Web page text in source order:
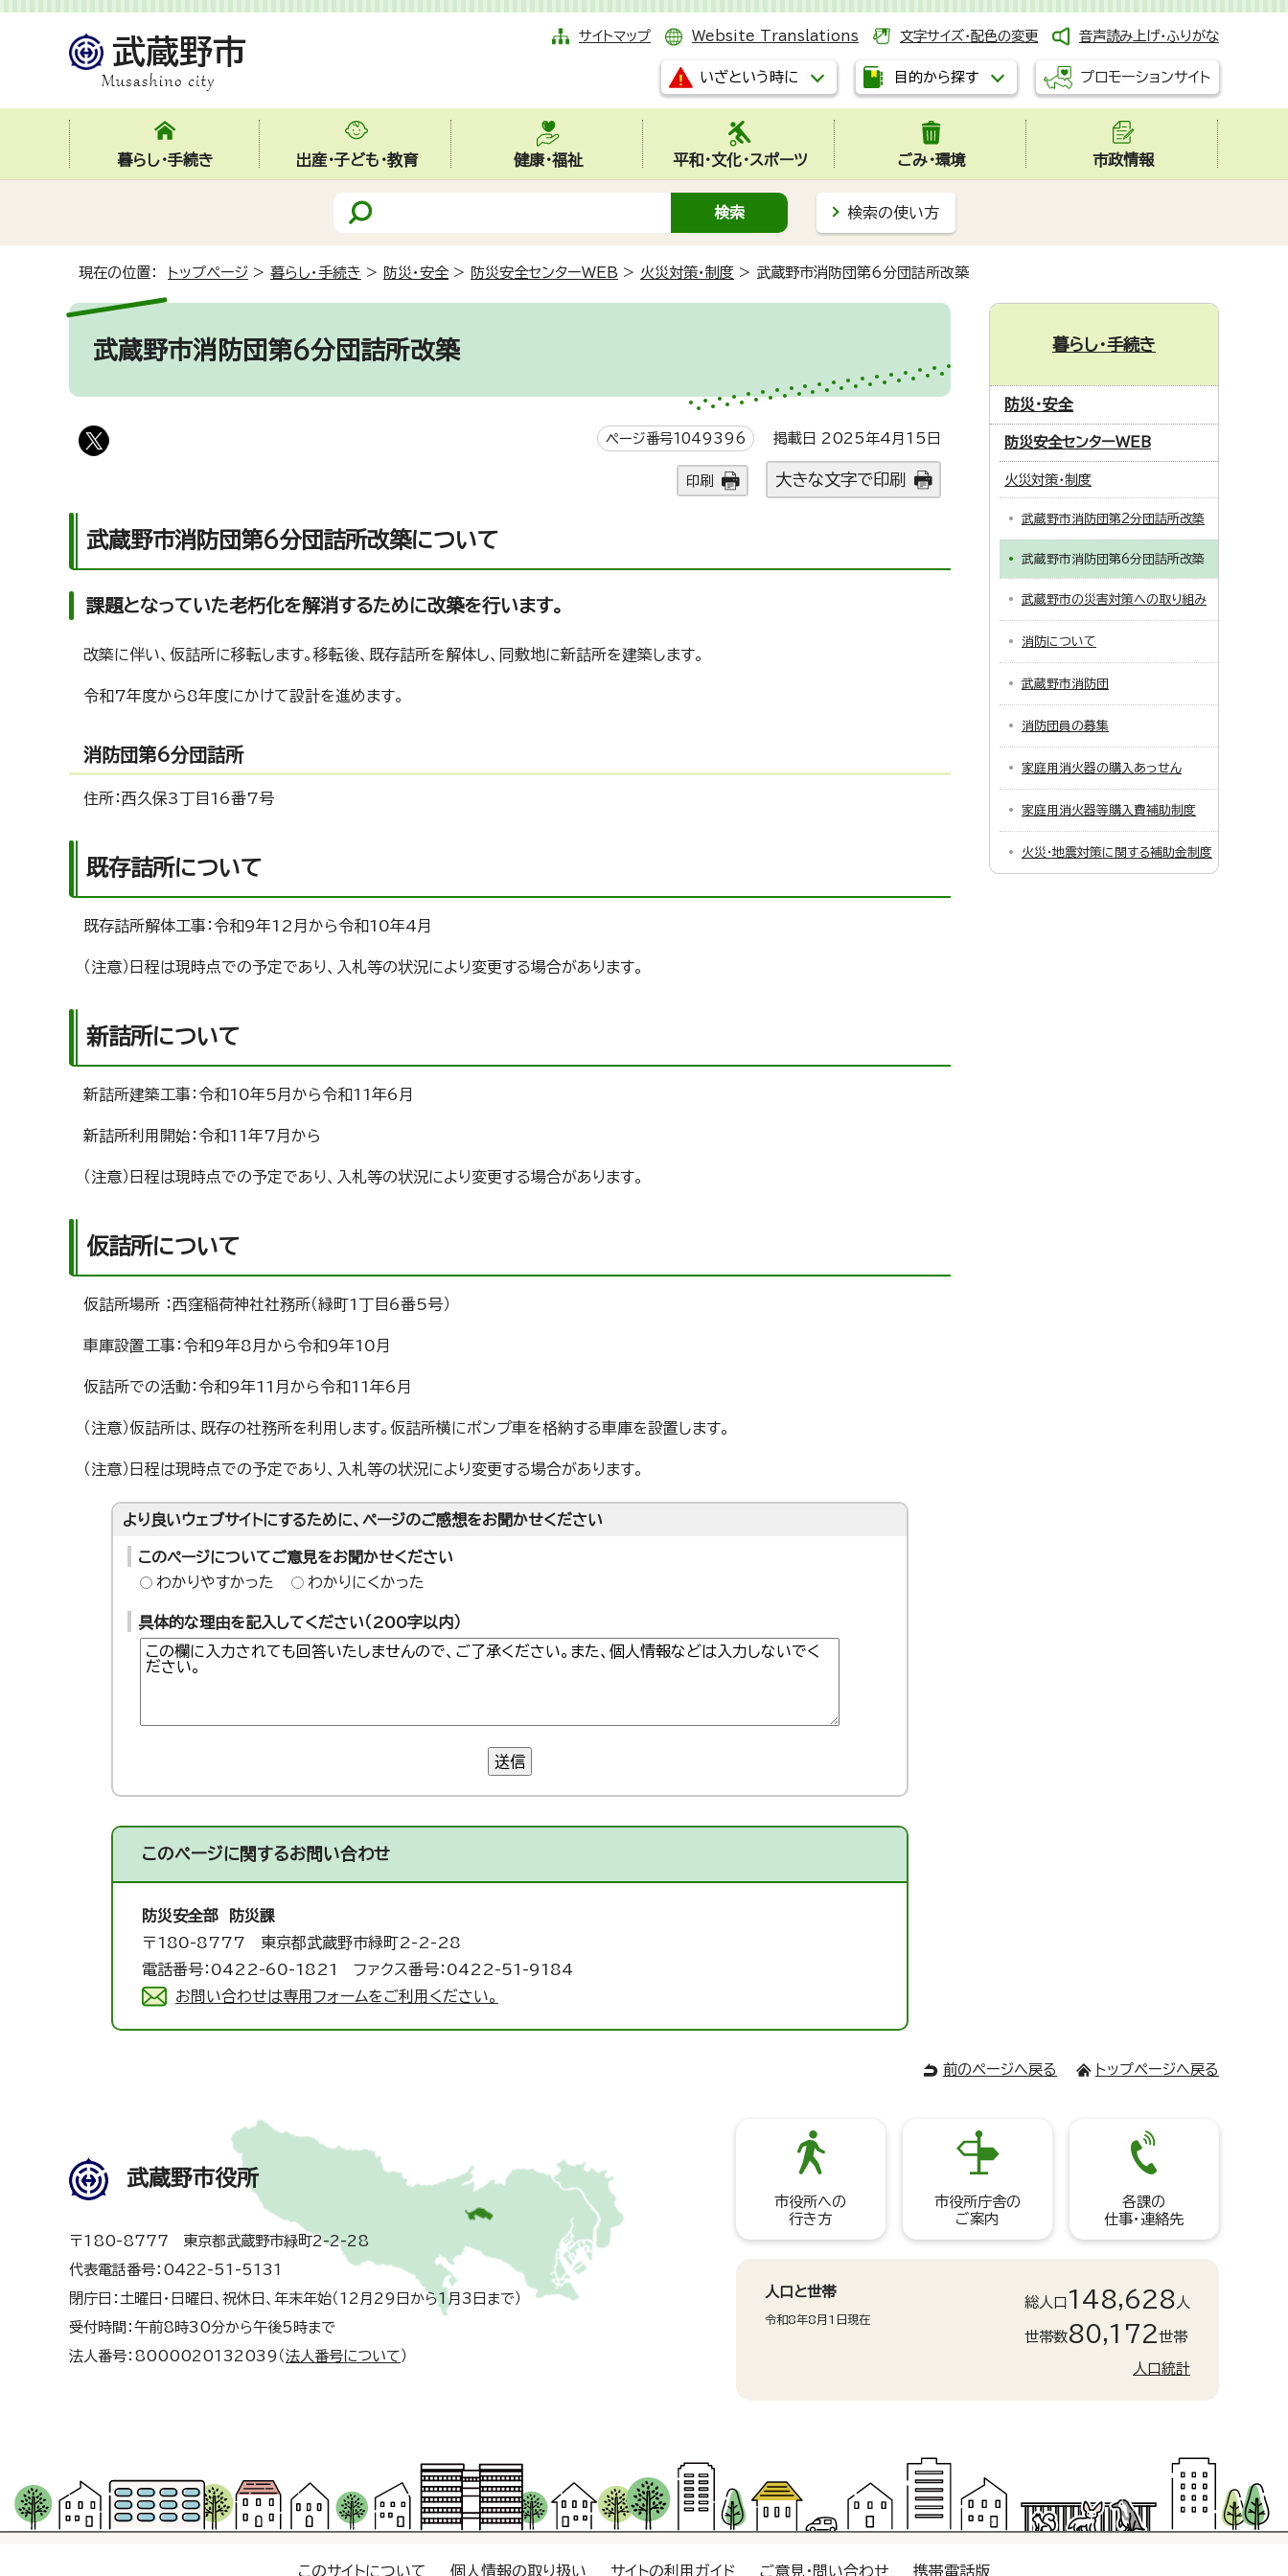
サイトマップ Website Translations 文字サイズ・配色の変更 音声読み上げ・ふりがな
いざという時に 目的から探す プロモーションサイト
暮らし・手続き 出産・子ども・教育 健康・福祉 平和・文化・スポーツ ごみ・環境 市政情報
検索の使い方
現在の位置： トップページ > 暮らし・手続き > 防災・安全 > 防災安全センターWEB > 火災対策・制度 > 武蔵野市消防団第6分団詰所改築
武蔵野市消防団第6分団詰所改築
ページ番号1049396 掲載日 2025年4月15日
印刷 大きな文字で印刷
武蔵野市消防団第6分団詰所改築について
課題となっていた老朽化を解消するために改築を行います。
改築に伴い、仮詰所に移転します。移転後、既存詰所を解体し、同敷地に新詰所を建築します。
令和7年度から8年度にかけて設計を進めます。
消防団第6分団詰所
住所：西久保3丁目16番7号
既存詰所について
既存詰所解体工事：令和9年12月から令和10年4月
（注意）日程は現時点での予定であり、入札等の状況により変更する場合があります。
新詰所について
新詰所建築工事：令和10年5月から令和11年6月
新詰所利用開始：令和11年7月から
（注意）日程は現時点での予定であり、入札等の状況により変更する場合があります。
仮詰所について
仮詰所場所 ：西窪稲荷神社社務所（緑町1丁目6番5号）
車庫設置工事：令和9年8月から令和9年10月
仮詰所での活動：令和9年11月から令和11年6月
（注意）仮詰所は、既存の社務所を利用します。仮詰所横にポンプ車を格納する車庫を設置します。
（注意）日程は現時点での予定であり、入札等の状況により変更する場合があります。
より良いウェブサイトにするために、ページのご感想をお聞かせください
このページについてご意見をお聞かせください
わかりやすかった
わかりにくかった
具体的な理由を記入してください（200字以内）
送信
このページに関するお問い合わせ
防災安全部 防災課
〒180-8777 東京都武蔵野市緑町2-2-28
電話番号：0422-60-1821 ファクス番号：0422-51-9184
お問い合わせは専用フォームをご利用ください。
暮らし・手続き
防災・安全
防災安全センターWEB
火災対策・制度
武蔵野市消防団第2分団詰所改築
武蔵野市消防団第6分団詰所改築
武蔵野市の災害対策への取り組み
消防について
武蔵野市消防団
消防団員の募集
家庭用消火器の購入あっせん
家庭用消火器等購入費補助制度
火災・地震対策に関する補助金制度
前のページへ戻る トップページへ戻る
武蔵野市役所
〒180-8777 東京都武蔵野市緑町2-2-28
代表電話番号：0422-51-5131
閉庁日：土曜日・日曜日、祝休日、年末年始（12月29日から1月3日まで）
受付時間：午前8時30分から午後5時まで
法人番号：8000020132039（ 法人番号について ）
市役所への
行き方
市役所庁舎の
ご案内
各課の
仕事・連絡先
人口と世帯
令和8年8月1日現在
総人口 148,628 人
世帯数80,172世帯
人口統計
このサイトについて 個人情報の取り扱い サイトの利用ガイド ご意見・問い合わせ 携帯電話版